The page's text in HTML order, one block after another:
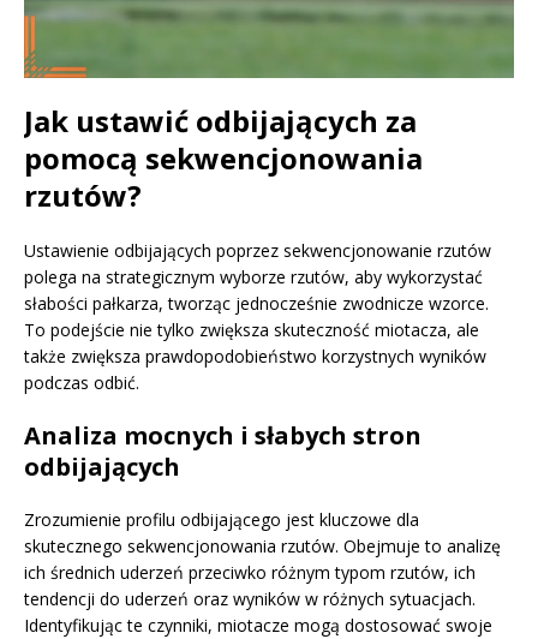
Jak ustawić odbijających za
pomocą sekwencjonowania
rzutów?
Ustawienie odbijających poprzez sekwencjonowanie rzutów
polega na strategicznym wyborze rzutów, aby wykorzystać
słabości pałkarza, tworząc jednocześnie zwodnicze wzorce.
To podejście nie tylko zwiększa skuteczność miotacza, ale
także zwiększa prawdopodobieństwo korzystnych wyników
podczas odbić.
Analiza mocnych i słabych stron
odbijających
Zrozumienie profilu odbijającego jest kluczowe dla
skutecznego sekwencjonowania rzutów. Obejmuje to analizę
ich średnich uderzeń przeciwko różnym typom rzutów, ich
tendencji do uderzeń oraz wyników w różnych sytuacjach.
Identyfikując te czynniki, miotacze mogą dostosować swoje